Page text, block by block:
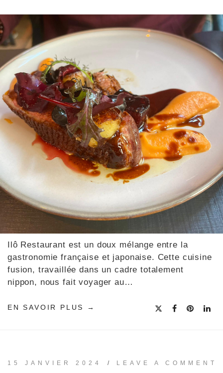
Ilô Restaurant est un doux mélange entre la
gastronomie française et japonaise. Cette cuisine
fusion, travaillée dans un cadre totalement
nippon, nous fait voyager au…
EN SAVOIR PLUS
15 JANVIER 2024 / LEAVE A COMMENT